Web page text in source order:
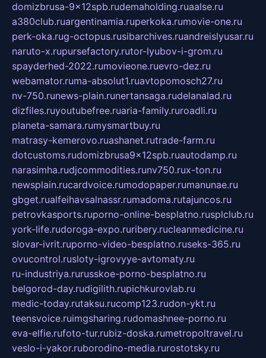
domizbrusa-9x12spb.rudemaholding.ruaalse.ru
a380club.ruargentinamia.ruperkoka.rumovie-one.ru
perk-oka.rug-octopus.rusibarchives.ruandreislyusar.ru
naruto-x.rupursefactory.rutor-lyubov-i-grom.ru
spayderhed-2022.rumovieone.ruevro-dez.ru
webamator.ruma-absolut1.ruavtopomosch27.ru
nv-750.runews-plain.runertansaga.rudelanalad.ru
dizfiles.ruyoutubefree.ruaria-family.ruroadli.ru
planeta-samara.rumysmartbuy.ru
matrasy-kemerovo.ruashanet.rutrade-farm.ru
dotcustoms.rudomizbrusa9x12spb.ruautodamp.ru
narasimha.rudjcommodities.runv750.rux-ton.ru
newsplain.rucardvoice.rumodopaper.rumanunae.ru
gbget.rualfeihavsalnassr.rumadoma.rutajuncos.ru
petrovkasports.ruporno-online-besplatno.rusplclub.ru
york-life.rudoroga-expo.ruribery.rucleanmedicine.ru
slovar-ivrit.ruporno-video-besplatno.ruseks-365.ru
ovucontrol.rusloty-igrovyye-avtomaty.ru
ru-industriya.rurusskoe-porno-besplatno.ru
belgorod-day.rudigilith.rupichkurovlab.ru
medic-today.rutaksu.rucomp123.rudon-ykt.ru
teensvoice.ruimgsharing.rudomashnee-porno.ru
eva-elfie.rufoto-tur.rubiz-doska.rumetropoltravel.ru
veslo-i-yakor.ruborodino-media.rurostotsky.ru